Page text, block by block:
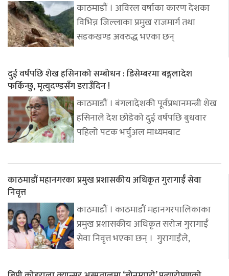
काठमाडौं । अविरल वर्षाका कारण देशका
विभिन्न जिल्लाका प्रमुख राजमार्ग तथा
सडकखण्ड अवरुद्ध भएका छन्
दुई वर्षपछि शेख हसिनाको सम्बोधन : डिसेम्बरमा बङ्गलादेश
फर्किन्छु, मृत्युदण्डसँग डराउँदिन !
काठमाडौं । बंगलादेशकी पूर्वप्रधानमन्त्री शेख
हसिनाले देश छोडेको दुई वर्षपछि बुधवार
पहिलो पटक भर्चुअल माध्यमबाट
काठमाडौं महानगरका प्रमुख प्रशासकीय अधिकृत गुरागाईँ सेवा
निवृत्त
काठमाडौं । काठमाडौं महानगरपालिकाका
प्रमुख प्रशासकीय अधिकृत सरोज गुरागाईँ
सेवा निवृत्त भएका छन् । गुरागाईँले,